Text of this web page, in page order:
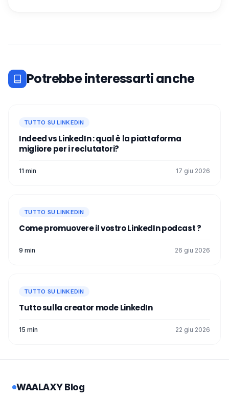
Potrebbe interessarti anche
TUTTO SU LINKEDIN
Indeed vs LinkedIn : qual è la piattaforma
migliore per i reclutatori?
11 min 17 giu 2026
TUTTO SU LINKEDIN
Come promuovere il vostro LinkedIn podcast ?
9 min 26 giu 2026
TUTTO SU LINKEDIN
Tutto sulla creator mode LinkedIn
15 min 22 giu 2026
WAALAXY Blog